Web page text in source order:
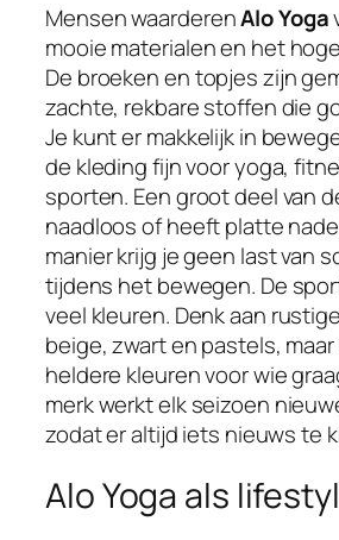
Mensen waarderenAlo Yoga
mooie materialen en het
De broeken en topjes zijn
zachte, rekbare stoffen die
Je kunt er makkelijk in
de kleding fijn voor yoga,
sporten. Een groot deel van
naadloos of heeft platte
manier krijg je geen last van
tijdens het bewegen. De
veel kleuren. Denk aan
beige, zwart en pastels, maar
heldere kleuren voor wie
merk werkt elk seizoen
zodat er altijd iets nieuws te
Alo Yoga als